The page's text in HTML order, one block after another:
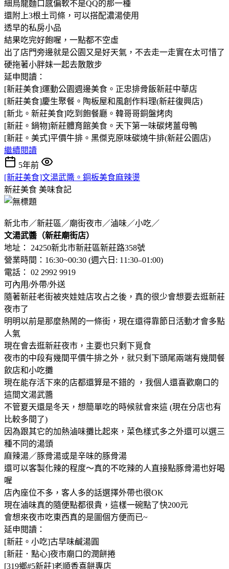
細烏龍麵口感偏軟不是QQ的那一種
還附上3根土司條，可以搭配濃湯使用
透早的私房小品
結果吃完好飽喔，一點都不空虛
出了店門旁邊就是公園又是好天氣，不去走一走實在太可惜了
硬拖著小胖妹一起去散散步
延申閱讀：
[新莊美食]運動公園週邊美食。正忠排骨飯新莊中華店
[新莊美食]慶生聚餐。陶板屋和風創作料理(新莊復興店)
[新北。新莊美食]吃到飽餐廳。韓哥哥銅盤烤肉
[新莊。鍋物]新莊體育館​美食。天下第一味碳烤薑母鴨
[新莊。美式]平價牛排。黑傑克原味碳燒牛排(新莊公園店)
繼續閱讀
5年前
[新莊美食]文湯武醬。銅板美食麻辣燙
新莊美食 美味食記
新北市／新莊區／廟街夜市／滷味／小吃／
文湯武醬（新莊廟街店）
地址： 24250新北市新莊區新莊路358號
營業時間：16:30~00:30 (週六日: 11:30–01:00)
電話： 02 2992 9919
可內用/外帶/外送
隨著新莊老街被夾娃娃店攻占之後，真的很少會想要去逛新莊
夜市了
明明以前是那麼熱鬧的一條街，現在還得靠節日活動才會多點
人氣
現在會去逛新莊夜市，主要也只剩下覓食
夜市的中段有幾間平價牛排之外，就只剩下頭尾兩端有幾間餐
飲店和小吃攤
現在能存活下來的店都還算是不錯的 ，我個人還喜歡廟口的
這間文湯武醬
不管夏天還是冬天，想簡單吃的時候就會來這 (現在分店也有
比較多間了)
因為跟其它的加熱滷味攤比起來，菜色樣式多之外還可以選三
種不同的湯頭
麻辣湯／豚骨湯或是辛味的豚骨湯
還可以客製化辣的程度～真的不吃辣的人直接點豚骨湯也好喝
喔
店內座位不多，客人多的話選擇外帶也很OK
現在滷味真的隨便點都很貴，這樣一碗點了快200元
會想來夜市吃東西真的是圖個方便而已~
延申閱讀：
[新莊。小吃]古早味鹹湯圓
[新莊．點心]夜市廟口的潤餅捲
[319鄉#5新莊]老順香喜餅專店